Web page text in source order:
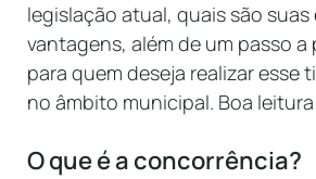
legislação atual, quais são suas
vantagens, além de um passo
para quem deseja realizar esse
no âmbito municipal. Boa
O que é a concorrência?